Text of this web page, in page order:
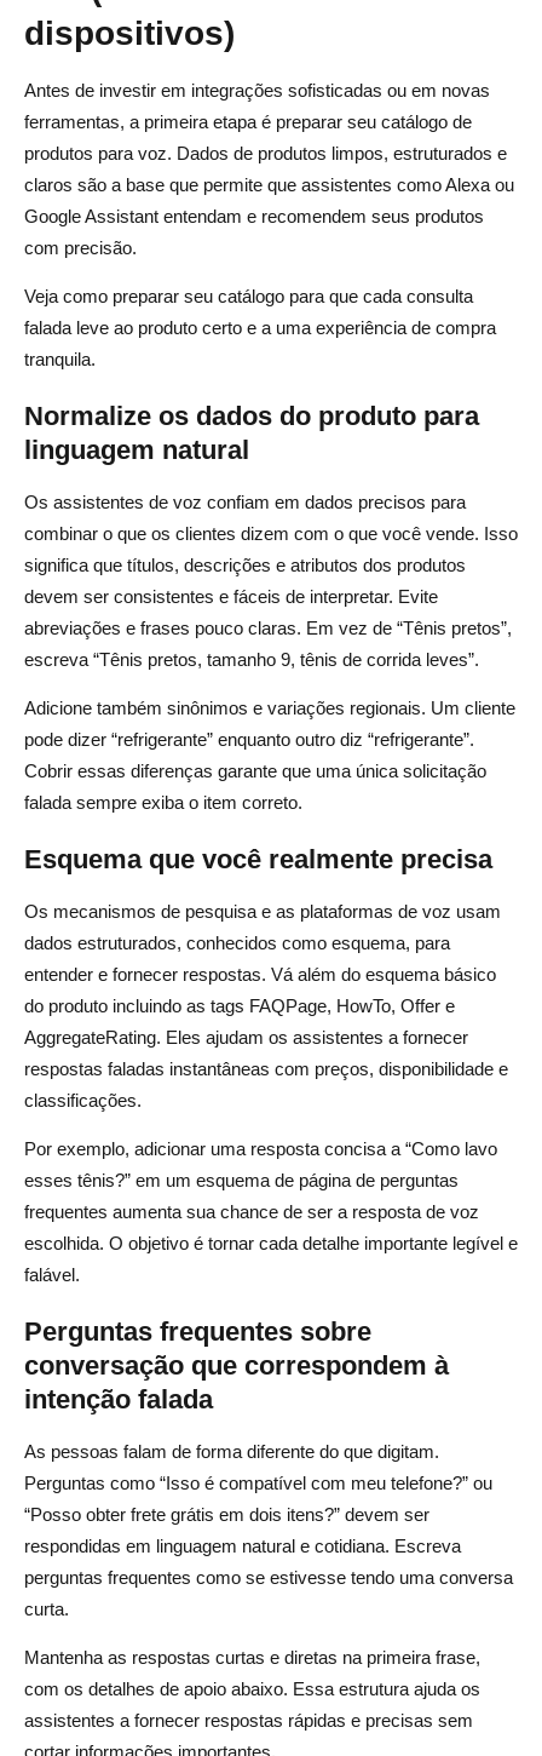
dispositivos)
Antes de investir em integrações sofisticadas ou em novas
ferramentas, a primeira etapa é preparar seu catálogo de
produtos para voz. Dados de produtos limpos, estruturados e
claros são a base que permite que assistentes como Alexa ou
Google Assistant entendam e recomendem seus produtos
com precisão.
Veja como preparar seu catálogo para que cada consulta
falada leve ao produto certo e a uma experiência de compra
tranquila.
Normalize os dados do produto para
linguagem natural
Os assistentes de voz confiam em dados precisos para
combinar o que os clientes dizem com o que você vende. Isso
significa que títulos, descrições e atributos dos produtos
devem ser consistentes e fáceis de interpretar. Evite
abreviações e frases pouco claras. Em vez de “Tênis pretos”,
escreva “Tênis pretos, tamanho 9, tênis de corrida leves”.
Adicione também sinônimos e variações regionais. Um cliente
pode dizer “refrigerante” enquanto outro diz “refrigerante”.
Cobrir essas diferenças garante que uma única solicitação
falada sempre exiba o item correto.
Esquema que você realmente precisa
Os mecanismos de pesquisa e as plataformas de voz usam
dados estruturados, conhecidos como esquema, para
entender e fornecer respostas. Vá além do esquema básico
do produto incluindo as tags FAQPage, HowTo, Offer e
AggregateRating. Eles ajudam os assistentes a fornecer
respostas faladas instantâneas com preços, disponibilidade e
classificações.
Por exemplo, adicionar uma resposta concisa a “Como lavo
esses tênis?” em um esquema de página de perguntas
frequentes aumenta sua chance de ser a resposta de voz
escolhida. O objetivo é tornar cada detalhe importante legível e
falável.
Perguntas frequentes sobre
conversação que correspondem à
intenção falada
As pessoas falam de forma diferente do que digitam.
Perguntas como “Isso é compatível com meu telefone?” ou
“Posso obter frete grátis em dois itens?” devem ser
respondidas em linguagem natural e cotidiana. Escreva
perguntas frequentes como se estivesse tendo uma conversa
curta.
Mantenha as respostas curtas e diretas na primeira frase,
com os detalhes de apoio abaixo. Essa estrutura ajuda os
assistentes a fornecer respostas rápidas e precisas sem
cortar informações importantes.